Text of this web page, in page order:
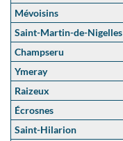
Mévoisins
Saint-Martin-de-Nigelles
Champseru
Ymeray
Raizeux
Écrosnes
Saint-Hilarion